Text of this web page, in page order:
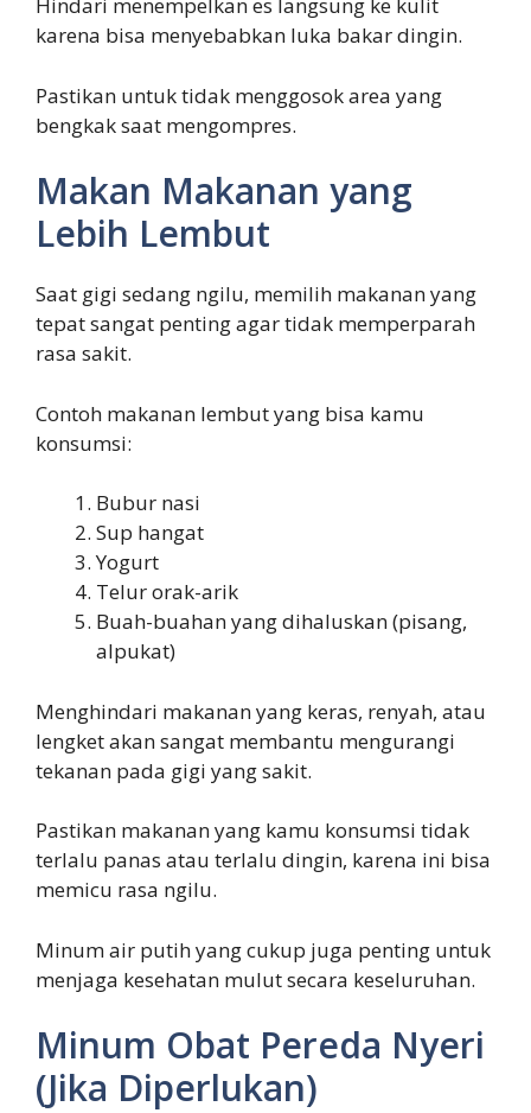
karena bisa menyebabkan luka bakar dingin.
Pastikan untuk tidak menggosok area yang
bengkak saat mengompres.
Makan Makanan yang
Lebih Lembut
Saat gigi sedang ngilu, memilih makanan yang
tepat sangat penting agar tidak memperparah
rasa sakit.
Contoh makanan lembut yang bisa kamu
konsumsi:
Bubur nasi
Sup hangat
Yogurt
Telur orak-arik
Buah-buahan yang dihaluskan (pisang,
alpukat)
Menghindari makanan yang keras, renyah, atau
lengket akan sangat membantu mengurangi
tekanan pada gigi yang sakit.
Pastikan makanan yang kamu konsumsi tidak
terlalu panas atau terlalu dingin, karena ini bisa
memicu rasa ngilu.
Minum air putih yang cukup juga penting untuk
menjaga kesehatan mulut secara keseluruhan.
Minum Obat Pereda Nyeri
(Jika Diperlukan)